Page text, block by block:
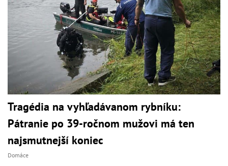
Tragédia na vyhľadávanom rybníku:
Pátranie po 39-ročnom mužovi má ten
najsmutnejší koniec
Domáce